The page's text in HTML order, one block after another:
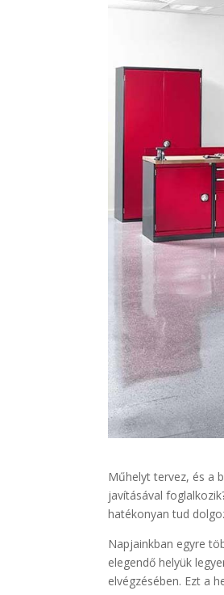
Műhelyt tervez, és a
javításával
hatékonyan tud
Napjainkban egyre
elegendő helyük
elvégzésében. Ezt a